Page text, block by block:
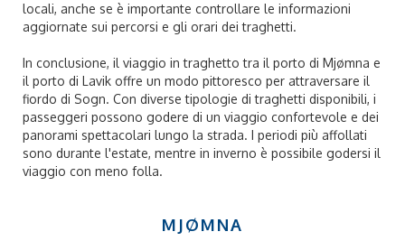
locali, anche se è importante controllare le informazioni
aggiornate sui percorsi e gli orari dei traghetti.
In conclusione, il viaggio in traghetto tra il porto di Mjømna e
il porto di Lavik offre un modo pittoresco per attraversare il
fiordo di Sogn. Con diverse tipologie di traghetti disponibili, i
passeggeri possono godere di un viaggio confortevole e dei
panorami spettacolari lungo la strada. I periodi più affollati
sono durante l'estate, mentre in inverno è possibile godersi il
viaggio con meno folla.
MJØMNA